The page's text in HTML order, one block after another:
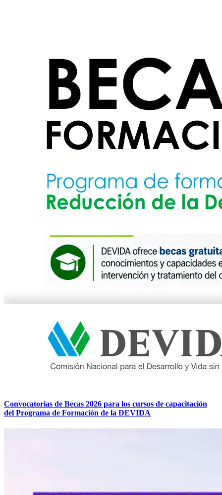
Convocatorias de Becas 2026 para los cursos de capacitación
del Programa de Formación de la DEVIDA